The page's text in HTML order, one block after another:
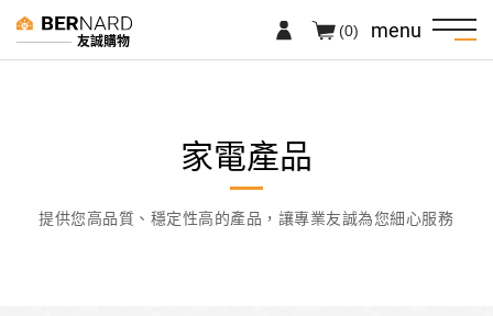
友誠購物 menu
(0)
家電產品
提供您高品質、穩定性高的產品，讓專業友誠為您細心服務